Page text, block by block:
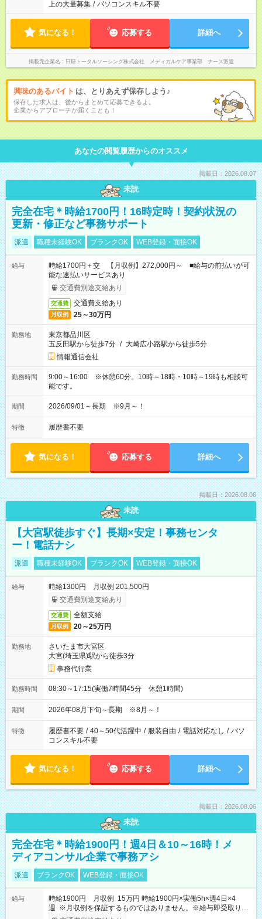
上の大量募集 / パソコンスキル不要
気になる！ 応募する 詳細へ
掲載元企業名 日研トータルソーシング株式会社 メディカルケア事業部 ナース派遣
興味のあるバイト は、とりあえず保存しよう♪
保存した求人は、後からまとめて応募できるよ。
企業からアプローチが届くことも！
あなたの閲覧履歴からのオススメ
掲載日：2026.08.07
未読
完全在宅＊時給1700円！16時定時！契約状況の
更新・修正など事務サポート
派遣 職種未経験OK ブランクOK WEB登録・面接OK
給与
時給1700円＋交 【月収例】272,000円～ ■給与の前払いが可
能な速払いサービスあり
交通費別途支給あり
交通費 交通費支給あり
月収例 25～30万円
勤務地
東京都品川区
五反田駅から徒歩7分 / 大崎広小路駅から徒歩5分
情報通信会社
勤務時間
9:00～16:00 ※休憩60分。10時～18時・10時～19時も相談可
能です。
期間 2026/09/01～長期 ※9月～！
特徴 履歴書不要
気になる！ 応募する 詳細へ
掲載日：2026.08.06
未読
【大宮駅徒歩すぐ】長期×安定！事務センタ
ー！電話ナシ
派遣 職種未経験OK ブランクOK WEB登録・面接OK
給与
時給1300円 月収例 201,500円
交通費別途支給あり
交通費 全額支給
月収例 20～25万円
勤務地
さいたま市大宮区
大宮(埼玉県)駅から徒歩3分
事務代行業
勤務時間 08:30～17:15(実働7時間45分 休憩1時間)
期間 2026年08月下旬～長期 ※8月～！
特徴 履歴書不要 / 40～50代活躍中 / 服装自由 / 電話対応なし / パソ
コンスキル不要
気になる！ 応募する 詳細へ
掲載日：2026.08.06
未読
完全在宅＊時給1900円！週4日＆10～16時！メ
ディアコンサル企業で事務アシ
派遣 ブランクOK WEB登録・面接OK
給与
時給1900円 月収例 15万円 時給1900円×実働5h×週4日×4
週 ※月収例を保証するものではありません。※給与即受取りサ
ービス利用可（利用条件有）